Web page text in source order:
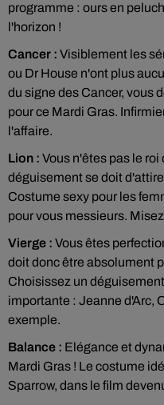
programme : ours en
l'horizon !
Cancer : Visiblement les
ou Dr House n'ont plus
du signe des Cancer, vous
pour ce Mardi Gras.
l'affaire.
Lion : Vous n'êtes pas le roi
déguisement se doit
Costume sexy pour les
pour vous messieurs.
Vierge : Vous êtes
doit donc être absolument
Choisissez un
importante : Jeanne d'Arc,
exemple.
Balance : Elégance et
Mardi Gras ! Le costume
Sparrow, dans le film